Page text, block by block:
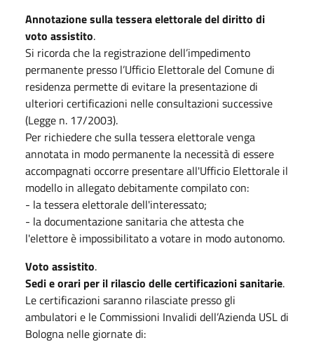
Annotazione sulla tessera elettorale del diritto di
voto assistito.
Si ricorda che la registrazione dell’impedimento
permanente presso l’Ufficio Elettorale del Comune di
residenza permette di evitare la presentazione di
ulteriori certificazioni nelle consultazioni successive
(Legge n. 17/2003).
Per richiedere che sulla tessera elettorale venga
annotata in modo permanente la necessità di essere
accompagnati occorre presentare all'Ufficio Elettorale il
modello in allegato debitamente compilato con:
- la tessera elettorale dell'interessato;
- la documentazione sanitaria che attesta che
l'elettore è impossibilitato a votare in modo autonomo.
Voto assistito.
Sedi e orari per il rilascio delle certificazioni sanitarie.
Le certificazioni saranno rilasciate presso gli
ambulatori e le Commissioni Invalidi dell’Azienda USL di
Bologna nelle giornate di: